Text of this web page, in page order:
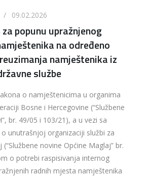
/ 09.02.2026
za popunu upražnjenog
na određeno
namještenika iz
službe
o namještenicima u organima
Bosne i Hercegovine (“Službene
br. 49/05 i 103/21), a u vezi sa
unutrašnjoj organizaciji službi za
novine Općine Maglaj” br.
o potrebi raspisivanja internog
radnih mjesta namještenika